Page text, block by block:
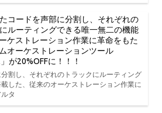
コードを声部に分割し、それぞれの
ルーティングできる唯一無二の機能
ケストレーション作業に革命をもた
オーケストレーションツール
が20%OFFに！！！
割し、それぞれのトラックにルーティング
した、従来のオーケストレーション作業に
タ